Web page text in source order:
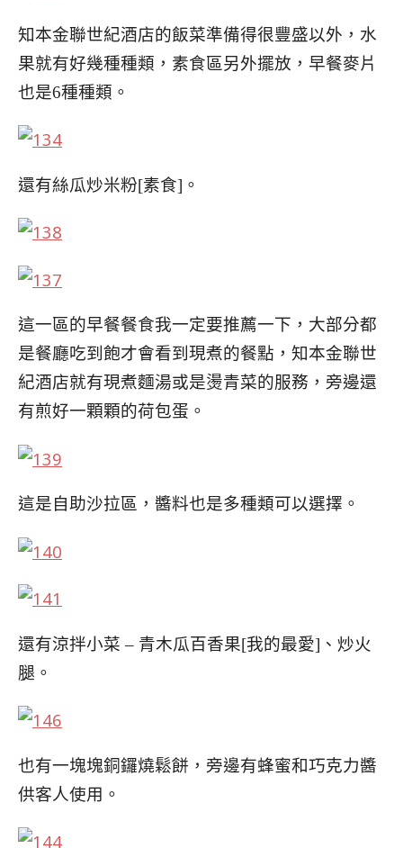
知本金聯世紀酒店的飯菜準備得很豐盛以外，水
果就有好幾種種類，素食區另外擺放，早餐麥片
也是6種種類。
還有絲瓜炒米粉[素食]。
這一區的早餐餐食我一定要推薦一下，大部分都
是餐廳吃到飽才會看到現煮的餐點，知本金聯世
紀酒店就有現煮麵湯或是燙青菜的服務，旁邊還
有煎好一顆顆的荷包蛋。
這是自助沙拉區，醬料也是多種類可以選擇。
還有涼拌小菜 – 青木瓜百香果[我的最愛]、炒火
腿。
也有一塊塊銅鑼燒鬆餅，旁邊有蜂蜜和巧克力醬
供客人使用。